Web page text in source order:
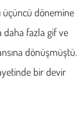
üçüncü dönemine
daha fazla gif ve
dönüşmüştü.
bir devir